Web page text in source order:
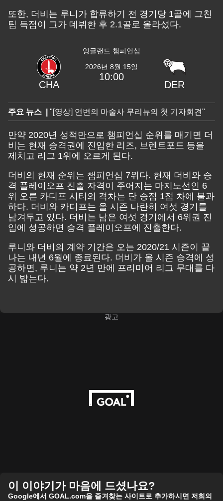
또한, 더비는 루니가 합류하기 전 경기당 1골에 그친
팀 득점이 그가 데뷔한 후 2.1골로 올라섰다.
잉글랜드 챔피언십
CHA
2026년 8월 15일
10:00
DER
주요 뉴스 | "​[영상] 언변의 마술사 무리뉴의 첫 기자회견"
만약 2020년 성적만으로 챔피언십 순위를 매기면 더
비는 현재 승격권에 진입한 리즈, 브렌트포드 등을
제치고 리그 1위에 오르게 된다.
더비의 현재 순위는 챔피언십 7위다. 현재 더비와 승
격 플레이오프 진출 자격이 주어지는 마지노선인 6
위 오른 카디프 시티의 격차는 단 승점 1점 차에 불과
하다. 더비와 카디프는 올 시즌 나란히 여섯 경기를
남겨두고 있다. 더비는 남은 여섯 경기에서 6위권 진
입에 성공하면 승격 플레이오프에 진출한다.
루니와 더비의 계약 기간은 오는 2020/21 시즌이 끝
나는 내년 6월에 종료된다. 더비가 올 시즌 승격에 성
공하면, 루니는 약 2년 만에 프리미어 리그 무대를 다
시 밟는다.
광고
이 이야기가 마음에 드셨나요?
Google에서 GOAL.com을 즐겨찾는 사이트로 추가하시면 저희의